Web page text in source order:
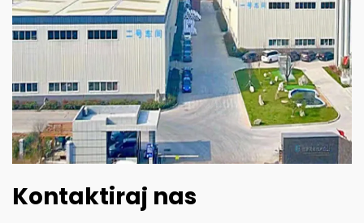
Kontaktiraj nas